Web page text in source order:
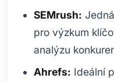
SEMrush:
pro výzkum
analýzu
Ahrefs: Ideální